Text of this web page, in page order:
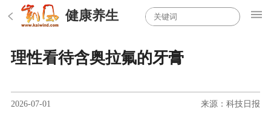
健康养生
理性看待含奥拉氟的牙膏
2026-07-01 来源：科技日报